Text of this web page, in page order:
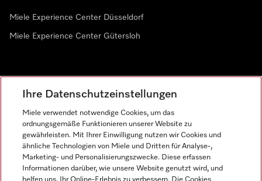
Miele Experience Center Düsseldorf
Miele Experience Center Gütersloh
Ihre Datenschutzeinstellungen
Miele verwendet notwendige Cookies, um das
ordnungsgemäße Funktionieren unserer Website zu
gewährleisten. Mit Ihrer Einwilligung nutzen wir Cookies und
ähnliche Technologien von Miele und Dritten für Analyse-,
Marketing- und Personalisierungszwecke. Diese erfassen
Informationen darüber, wie unsere Website genutzt wird, und